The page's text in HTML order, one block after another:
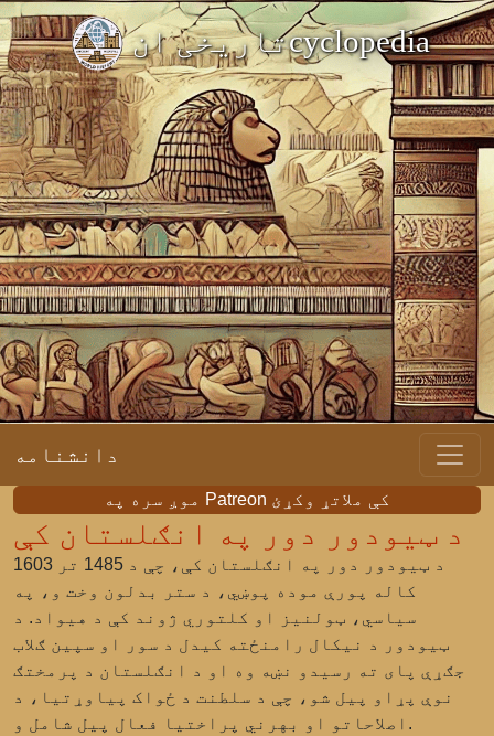
تاریخی انcyclopedia
دانشنامه
موږ سره په Patreon کې ملاتړ وکړئ
د ټیودور دور په انګلستان کې
د ټیودور دور په انګلستان کې، چې د 1485 تر 1603
کاله پورې موده پوښي، د ستر بدلون وخت و، په
سیاسي، ټولنیز او کلتوري ژوند کې د هیواد. د
ټیودور د نیکال رامنځته کیدل د سور او سپین ګلاب
جګړې پای ته رسیدو نښه وه او د انګلستان د پرمختګ
نوې پړاو پیل شو، چې د سلطنت د ځواک پیاوړتیا، د
اصلاحاتو او بهرني پراختیا فعال پیل شامل و.